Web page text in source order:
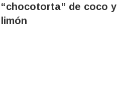
“chocotorta” de coco y
limón